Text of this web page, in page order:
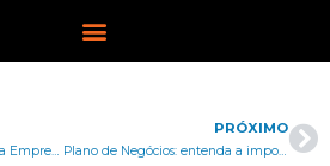
5 Etapas para construir uma Empresa Estratégica
PRÓXIMO
Plano de Negócios: entenda a importância para sua empresa